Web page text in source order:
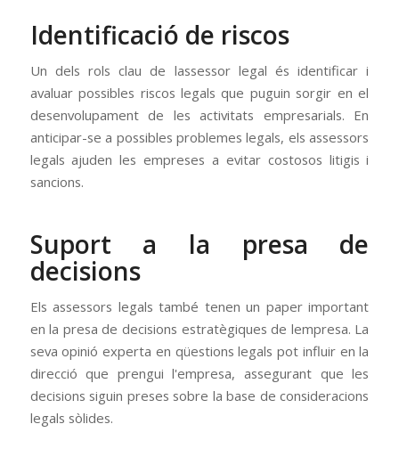
Identificació de riscos
Un dels rols clau de lassessor legal és identificar i
avaluar possibles riscos legals que puguin sorgir en el
desenvolupament de les activitats empresarials. En
anticipar-se a possibles problemes legals, els assessors
legals ajuden les empreses a evitar costosos litigis i
sancions.
Suport a la presa de
decisions
Els assessors legals també tenen un paper important
en la presa de decisions estratègiques de lempresa. La
seva opinió experta en qüestions legals pot influir en la
direcció que prengui l'empresa, assegurant que les
decisions siguin preses sobre la base de consideracions
legals sòlides.